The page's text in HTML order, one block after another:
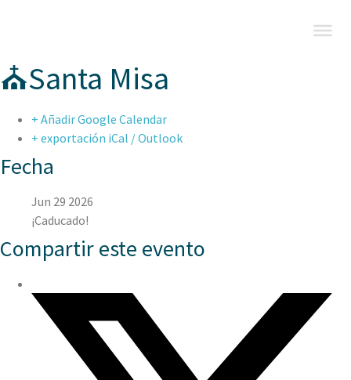
⛪Santa Misa
+ Añadir Google Calendar
+ exportación iCal / Outlook
Fecha
Jun 29 2026
¡Caducado!
Compartir este evento